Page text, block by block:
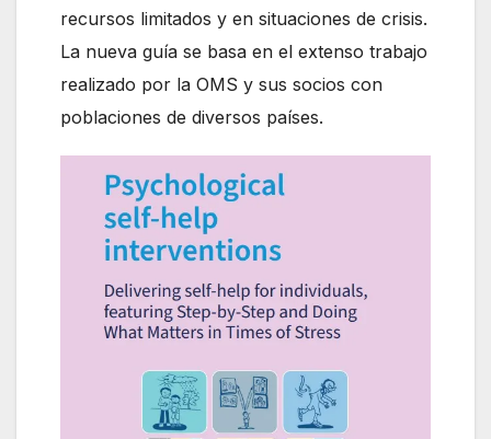
recursos limitados y en situaciones de crisis.
La nueva guía se basa en el extenso trabajo
realizado por la OMS y sus socios con
poblaciones de diversos países.